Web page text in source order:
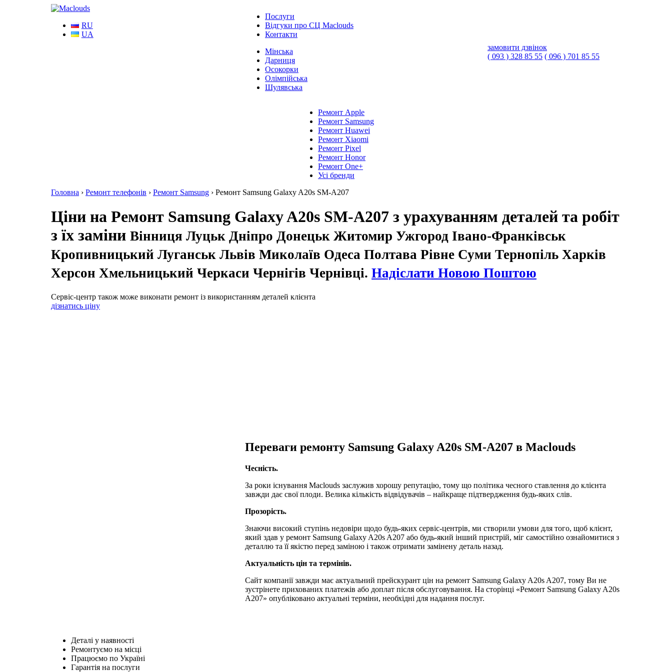
RU
UA
Послуги
Відгуки про СЦ Maclouds
Контакти
Мінська
Дарниця
Осокорки
Олімпійська
Шулявська
замовити дзвінок
( 093 ) 328 85 55 ( 096 ) 701 85 55
Ремонт Apple
Ремонт Samsung
Ремонт Huawei
Ремонт Xiaomi
Ремонт Pixel
Ремонт Honor
Ремонт One+
Усі бренди
Головна › Ремонт телефонів › Ремонт Samsung › Ремонт Samsung Galaxy A20s SM-A207
Ціни на Ремонт Samsung Galaxy A20s SM-A207 з урахуванням деталей та робіт
з їх заміни Вінниця Луцьк Дніпро Донецьк Житомир Ужгород Івано-Франківськ
Кропивницький Луганськ Львів Миколаїв Одеса Полтава Рівне Суми Тернопіль Харків
Херсон Хмельницький Черкаси Чернігів Чернівці. Надіслати Новою Поштою
Сервіс-центр також може виконати ремонт із використанням деталей клієнта
дізнатись ціну
Переваги ремонту Samsung Galaxy A20s SM-A207 в Maclouds
Чесність.
За роки існування Maclouds заслужив хорошу репутацію, тому що політика чесного ставлення до клієнта
завжди дає свої плоди. Велика кількість відвідувачів – найкраще підтвердження будь-яких слів.
Прозорість.
Знаючи високий ступінь недовіри щодо будь-яких сервіс-центрів, ми створили умови для того, щоб клієнт,
який здав у ремонт Samsung Galaxy A20s A207 або будь-який інший пристрій, міг самостійно ознайомитися з
деталлю та її якістю перед заміною і також отримати замінену деталь назад.
Актуальність цін та термінів.
Сайт компанії завжди має актуальний прейскурант цін на ремонт Samsung Galaxy A20s A207, тому Ви не
зустрінете прихованих платежів або доплат після обслуговування. На сторінці «Ремонт Samsung Galaxy A20s
A207» опубліковано актуальні терміни, необхідні для надання послуг.
Деталі у наявності
Ремонтуємо на місці
Працюємо по Україні
Гарантія на послуги